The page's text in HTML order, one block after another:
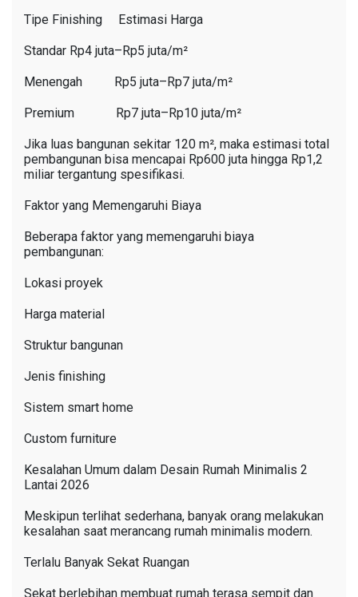
Tipe Finishing Estimasi Harga
Standar Rp4 juta–Rp5 juta/m²
Menengah Rp5 juta–Rp7 juta/m²
Premium Rp7 juta–Rp10 juta/m²
Jika luas bangunan sekitar 120 m², maka estimasi total
pembangunan bisa mencapai Rp600 juta hingga Rp1,2
miliar tergantung spesifikasi.
Faktor yang Memengaruhi Biaya
Beberapa faktor yang memengaruhi biaya
pembangunan:
Lokasi proyek
Harga material
Struktur bangunan
Jenis finishing
Sistem smart home
Custom furniture
Kesalahan Umum dalam Desain Rumah Minimalis 2
Lantai 2026
Meskipun terlihat sederhana, banyak orang melakukan
kesalahan saat merancang rumah minimalis modern.
Terlalu Banyak Sekat Ruangan
Sekat berlebihan membuat rumah terasa sempit dan